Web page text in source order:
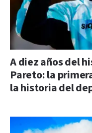
A diez años del
Pareto: la
la historia del